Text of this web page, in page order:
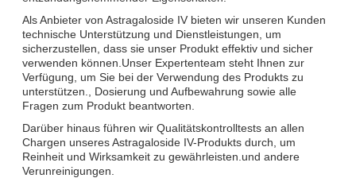
Als Anbieter von Astragaloside IV bieten wir unseren Kunden
technische Unterstützung und Dienstleistungen, um
sicherzustellen, dass sie unser Produkt effektiv und sicher
verwenden können.Unser Expertenteam steht Ihnen zur
Verfügung, um Sie bei der Verwendung des Produkts zu
unterstützen., Dosierung und Aufbewahrung sowie alle
Fragen zum Produkt beantworten.
Darüber hinaus führen wir Qualitätskontrolltests an allen
Chargen unseres Astragaloside IV-Produkts durch, um
Reinheit und Wirksamkeit zu gewährleisten.und andere
Verunreinigungen.